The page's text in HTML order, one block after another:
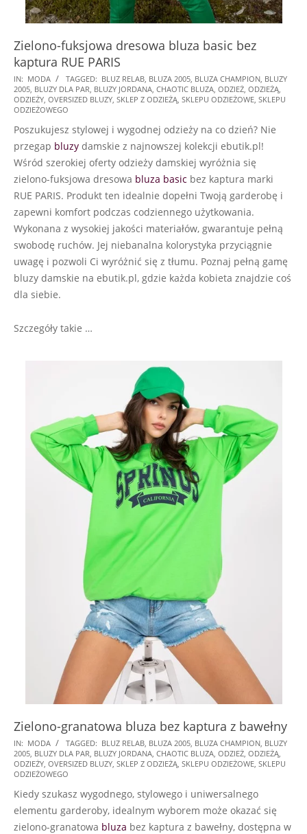
Zielono-fuksjowa dresowa bluza basic bez
kaptura RUE PARIS
2024-
07-
21
IN: MODA TAGGED: BLUZ RELAB, BLUZA 2005, BLUZA CHAMPION, BLUZY
2005, BLUZY DLA PAR, BLUZY JORDANA, CHAOTIC BLUZA, ODZIEŻ, ODZIEŻĄ,
ODZIEŻY, OVERSIZED BLUZY, SKLEP Z ODZIEŻĄ, SKLEPU ODZIEŻOWE, SKLEPU
ODZIEŻOWEGO
Poszukujesz stylowej i wygodnej odzieży na co dzień? Nie
przegap bluzy damskie z najnowszej kolekcji ebutik.pl!
Wśród szerokiej oferty odzieży damskiej wyróżnia się
zielono-fuksjowa dresowa bluza basic bez kaptura marki
RUE PARIS. Produkt ten idealnie dopełni Twoją garderobę i
zapewni komfort podczas codziennego użytkowania.
Wykonana z wysokiej jakości materiałów, gwarantuje pełną
swobodę ruchów. Jej niebanalna kolorystyka przyciągnie
uwagę i pozwoli Ci wyróżnić się z tłumu. Poznaj pełną gamę
bluzy damskie na ebutik.pl, gdzie każda kobieta znajdzie coś
dla siebie.
Szczegóły takie …
Zielono-granatowa bluza bez kaptura z bawełny
2024-
07-
21
IN: MODA TAGGED: BLUZ RELAB BLUZA 2005 BLUZA CHAMPION BLUZY
2005 BLUZY DLA PAR BLUZY JORDANA CHAOTIC BLUZA ODZIEŻ ODZIEŻĄ
ODZIEŻY OVERSIZED BLUZY SKLEP Z ODZIEŻĄ SKLEPU ODZIEŻOWE SKLEPU
ODZIEŻOWEGO
Kiedy szukasz wygodnego, stylowego i uniwersalnego
elementu garderoby, idealnym wyborem może okazać się
zielono-granatowa bluza bez kaptura z bawełny, dostępna w